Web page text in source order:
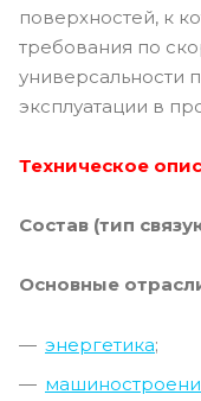
поверхностей, к
требования по
универсальности
эксплуатации в
Техническое
Состав (тип
Основные
энергетика;